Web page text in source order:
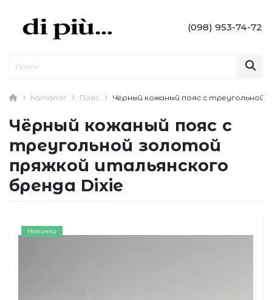
(098) 953-74-72
Каталог Пояс Чёрный кожаный пояс с треугольной
Чёрный кожаный пояс с
треугольной золотой
пряжкой итальянского
бренда Dixie
Новинка